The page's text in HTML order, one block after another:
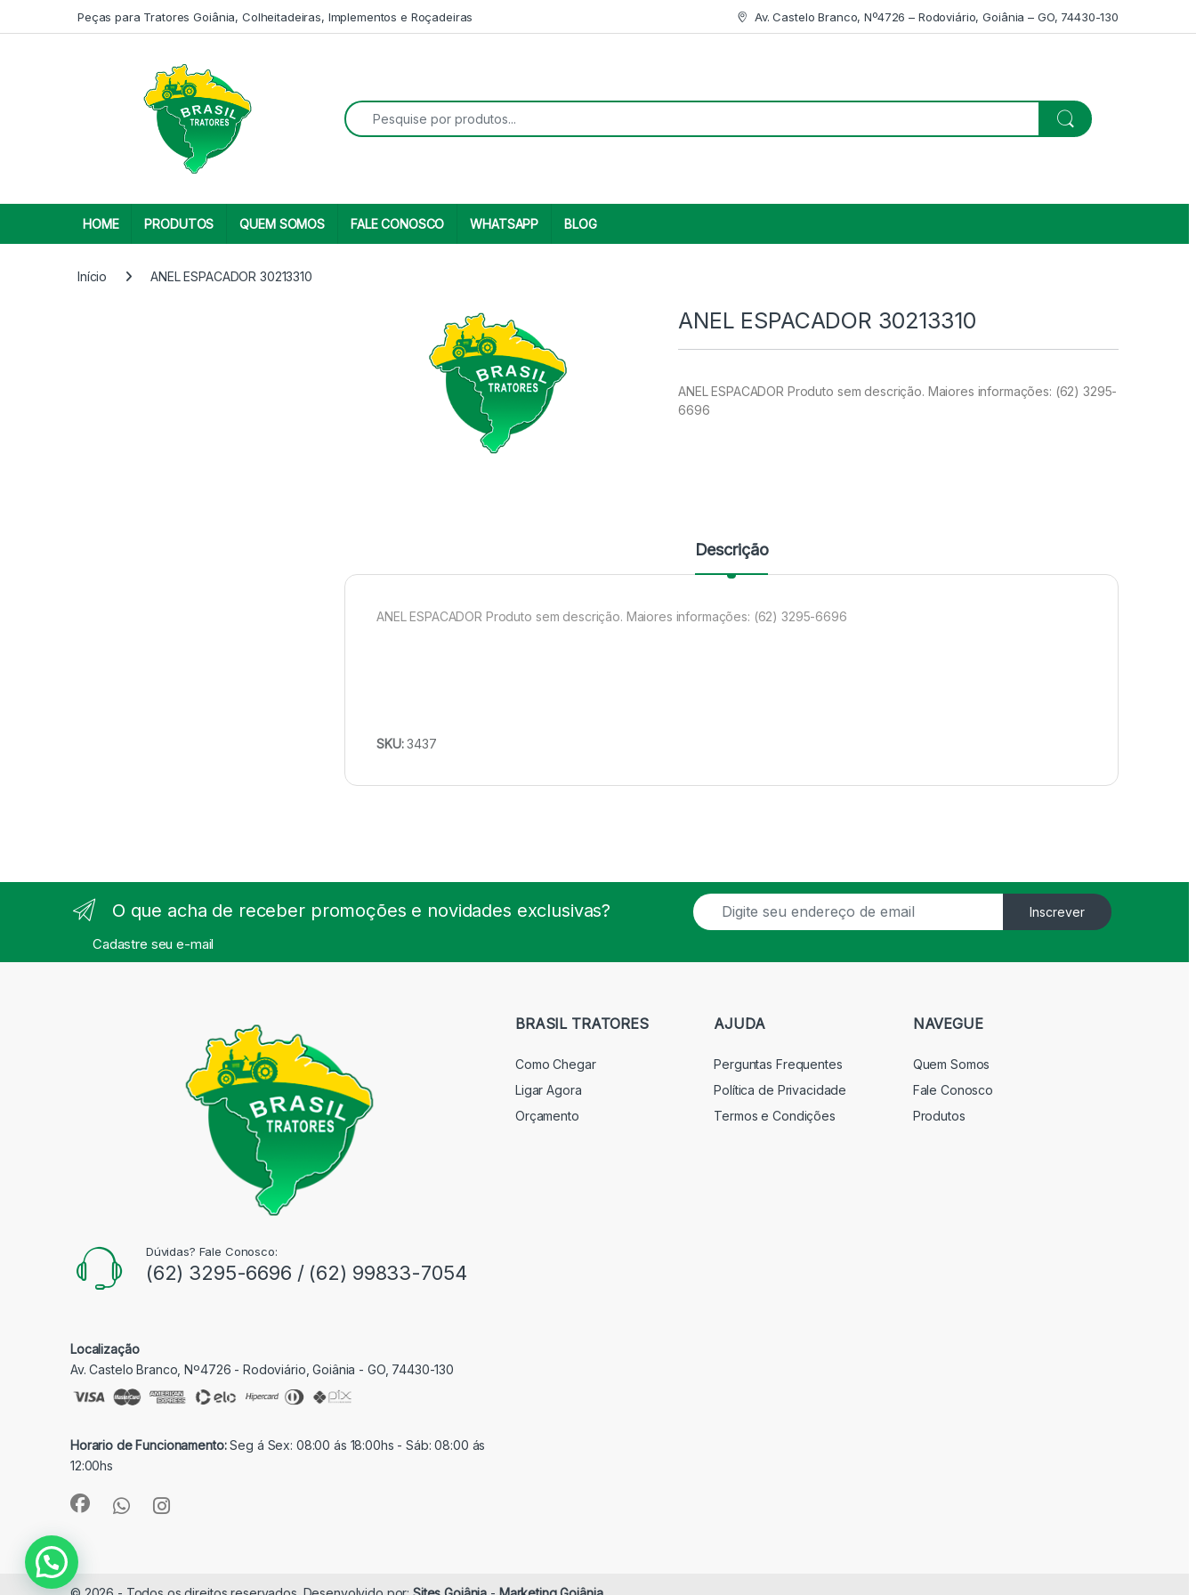
Peças para Tratores Goiânia, Colheitadeiras, Implementos e Roçadeiras Av. Castelo Branco, Nº4726 – Rodoviário, Goiânia – GO, 74430-130
Search for:
HOME PRODUTOS QUEM SOMOS FALE CONOSCO WHATSAPP BLOG
Início ANEL ESPACADOR 30213310
ANEL ESPACADOR 30213310
ANEL ESPACADOR Produto sem descrição. Maiores informações: (62) 3295-
6696
Descrição
ANEL ESPACADOR Produto sem descrição. Maiores informações: (62) 3295-6696
SKU:3437
O que acha de receber promoções e novidades exclusivas?
Cadastre seu e-mail
E
m
Inscrever
Dúvidas? Fale Conosco:
(62) 3295-6696 / (62) 99833-7054
Localização
Av. Castelo Branco, Nº4726 - Rodoviário, Goiânia - GO, 74430-130
Horario de Funcionamento:Seg á Sex: 08:00 ás 18:00hs - Sáb: 08:00 ás
12:00hs
BRASIL TRATORES
Como Chegar
Ligar Agora
Orçamento
AJUDA
Perguntas Frequentes
Política de Privacidade
Termos e Condições
NAVEGUE
Quem Somos
Fale Conosco
Produtos